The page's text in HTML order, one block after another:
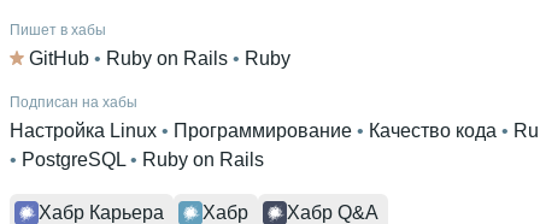
Пишет в хабы
GitHub • Ruby on Rails • Ruby
Подписан на хабы
Настройка Linux • Программирование • Качество кода •
• PostgreSQL • Ruby on Rails
Хабр Карьера Хабр Хабр Q&A